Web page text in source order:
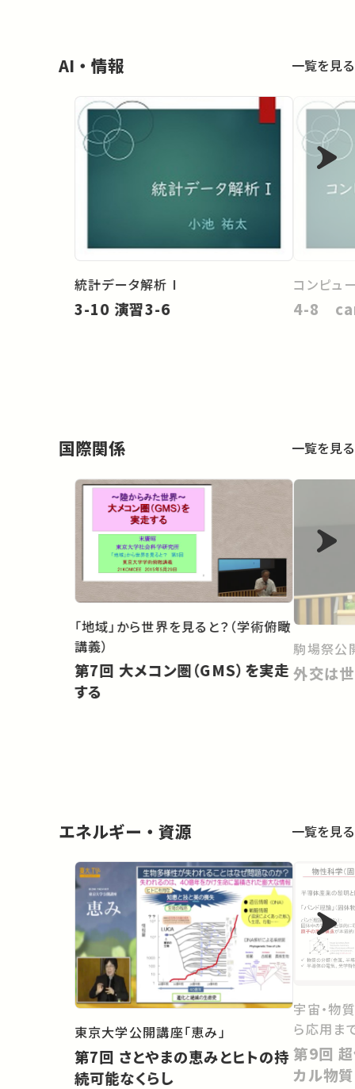
AI・情報 一覧を見る
統計データ解析 I
3-10 演習3-6
コンピュ
4-8
国際関係 一覧を見る
「地域」から世界を見ると？（学術俯瞰
講義）
第7回 大メコン圏（GMS）を実走
する
駒場祭公
外交は
エネルギー・資源 一覧を見る
東京大学公開講座「恵み」
第7回 さとやまの恵みとヒトの持
続可能なくらし
宇宙・物
ら応用ま
第9回 超伝導、強相関、トポロジ
カル物質